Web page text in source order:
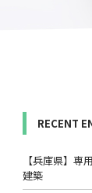
RECENT
【兵庫県】
建築